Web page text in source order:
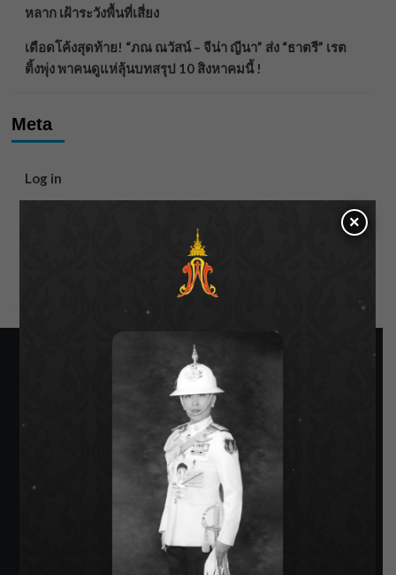
หลาก เฝ้าระวังพื้นที่เสี่ยง
เดือดโค้งสุดท้าย! “ภณ ณวัสน์ – จีน่า ญีนา” ส่ง “ธาตรี” เรต
ติ้งพุ่ง พาคนดูแห่ลุ้นบทสรุป 10 สิงหาคมนี้ !
Meta
Log in
SIAMRATH VARIETY
THE BEST ENTERTAINMENT
×